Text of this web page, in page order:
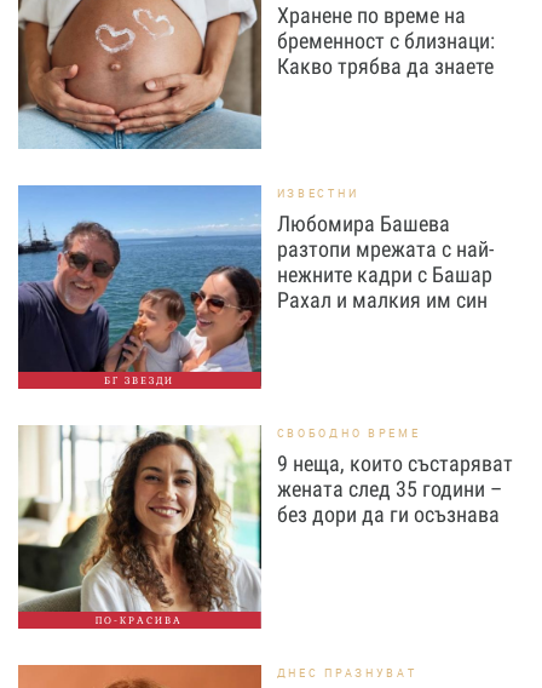
Хранене по време на
бременност с близнаци:
Какво трябва да знаете
БГ ЗВЕЗДИ
ИЗВЕСТНИ
Любомира Башева
разтопи мрежата с най-
нежните кадри с Башар
Рахал и малкия им син
ПО-КРАСИВА
СВОБОДНО ВРЕМЕ
9 неща, които състаряват
жената след 35 години –
без дори да ги осъзнава
ДНЕС ПРАЗНУВАТ